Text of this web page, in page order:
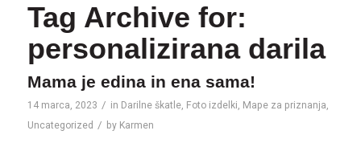
Tag Archive for:
personalizirana darila
Mama je edina in ena sama!
14 marca, 2023 / in Darilne škatle, Foto izdelki, Mape za priznanja,
Uncategorized / by Karmen